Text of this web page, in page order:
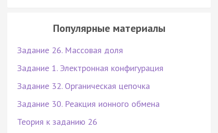
Популярные материалы
Задание 26. Массовая доля
Задание 1. Электронная конфигурация
Задание 32. Органическая цепочка
Задание 30. Реакция ионного обмена
Теория к заданию 26